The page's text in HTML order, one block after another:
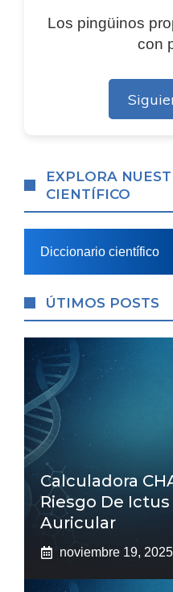
Los pingüinos
con
EXPLORA
CIENTÍFICO
Diccionario científico
ÚTIMOS POSTS
Calculadora
Riesgo De
Auricular
noviembre 19, 2025